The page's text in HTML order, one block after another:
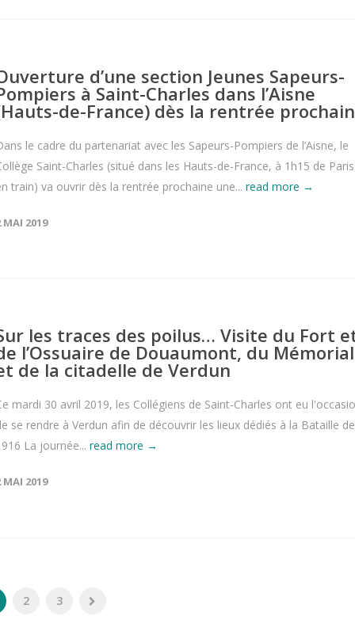
d’une section Jeunes Sapeurs-
à Saint-Charles dans l’Aisne
de-France) dès la rentrée
le cadre du partenariat avec les Sapeurs-Pompiers de l’Aisne, le
Saint-Charles (situé dans les Hauts-de-France, à 1h15 de Paris
train) va ouvrir dès la rentrée prochaine une... read more →
MAI 2019
les traces des poilus… Visite du Fort
l’Ossuaire de Douaumont, du Mémorial
de la citadelle de Verdun
mardi 30 avril 2019, les Collégiens de Saint-Charles ont eu
se rendre à Verdun afin de découvrir les lieux dédiés à la Bataille de
La journée... read more →
MAI 2019
2 3